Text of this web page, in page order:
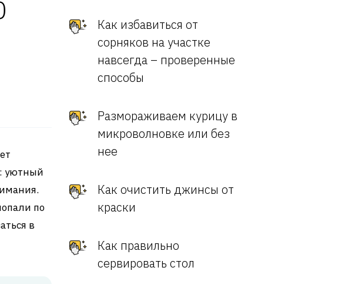
уютный
по
в
Как избавиться от
сорняков на участке
навсегда – проверенные
способы
Размораживаем курицу в
микроволновке или без
нее
Как очистить джинсы от
краски
Как правильно
сервировать стол